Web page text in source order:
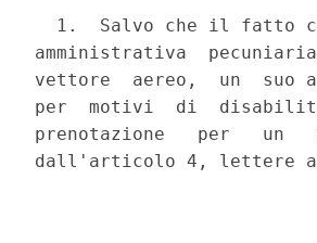
1.  Salvo che il fatto
amministrativa
vettore  aereo,  un  suo
per  motivi  di
prenotazione   per   un